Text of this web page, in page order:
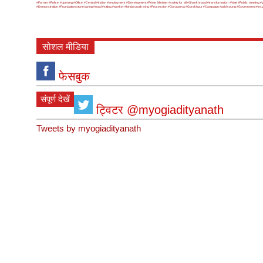
#Farmer #Police #opening #Office #Central #Indian #employment #Development #Prime Minister #safety for all #Shankhnaad #transformation #Vote #Public meeting
#Demonstration#Foundation stone laying#road#sitting#worker#hindu youth wing#Procession#Guruparva#Gorakhpur#Campaign#add young#Government
सोशल मीडिया
फेसबुक
संपूर्ण देखें
ट्विटर @myogiadityanath
Tweets by myogiadityanath